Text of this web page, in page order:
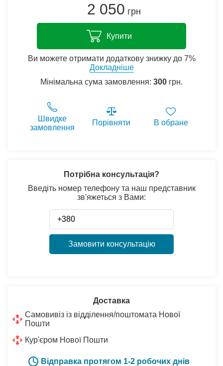
2 050 грн
Купити
Ви можете отримати додаткову знижку до 7%
Докладніше
Мінімальна сума замовлення: 300 грн.
Швидке
замовлення
Порівняти В обране
Потрібна консультація?
Введіть номер телефону та наш представник
зв'яжеться з Вами:
Замовити консультацію
Доставка
Самовивіз із відділення/поштомата Нової
Пошти
Кур'єром Нової Пошти
Відправка протягом 1-2 робочих днів